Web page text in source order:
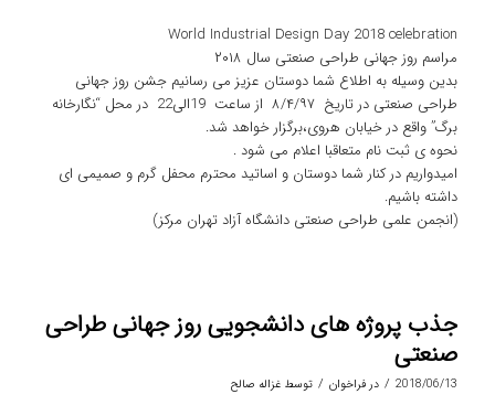
World Industrial Design Day 2018 celebration
مراسم روز جهانی طراحی صنعتی سال ۲۰۱۸
بدین وسیله به اطلاع شما دوستان عزیز می رسانیم جشن روز جهانی
طراحی صنعتی در تاریخ ۸/۴/۹۷ از ساعت 19الی22 در محل “نگارخانه
برگ” واقع در خیابان هروی،برگزار خواهد شد.
نحوه ی ثبت نام متعاقبا اعلام می شود .
امیدواریم در کنار شما دوستان و اساتید محترم محفل گرم و صمیمی ای
داشته باشیم.
(انجمن علمی طراحی صنعتی دانشگاه آزاد تهران مرکز)
جذب پروژه های دانشجویی روز جهانی طراحی
صنعتی
2018/06/13
/ در فراخوان / توسط غزاله صالح